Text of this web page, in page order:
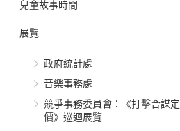
兒童故事時間
展覽
政府統計處
音樂事務處
競爭事務委員會：《打擊合謀定
價》巡迴展覽